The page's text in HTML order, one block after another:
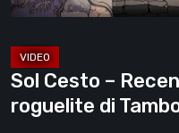
di
[Video]
Sol Cesto –
roguelite di